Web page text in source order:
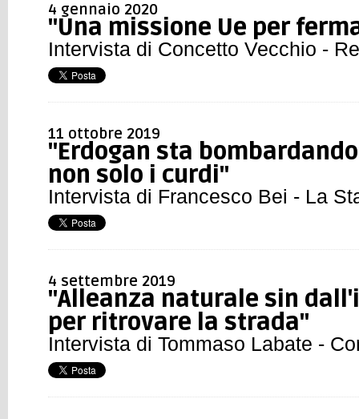
4 gennaio 2020
"Una missione Ue per
Intervista di Concetto Vecchio -
11 ottobre 2019
"Erdogan sta
non solo i curdi"
Intervista di Francesco Bei - La
4 settembre 2019
"Alleanza naturale sin
per ritrovare la strada"
Intervista di Tommaso Labate -